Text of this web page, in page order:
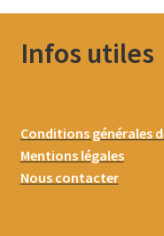
Infos utiles
Conditions générales
Mentions légales
Nous contacter